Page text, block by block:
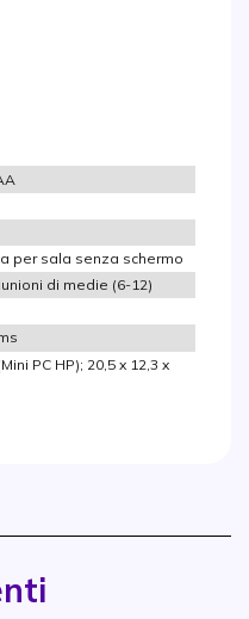
per sala senza schermo
di medie (6-12)
PC HP); 20,5 x 12,3 x